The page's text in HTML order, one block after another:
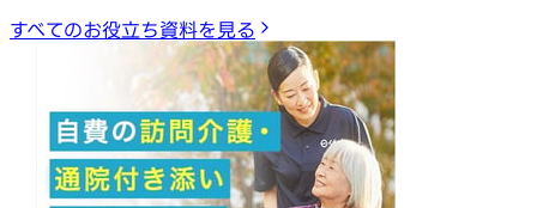
すべてのお役立ち資料を見る